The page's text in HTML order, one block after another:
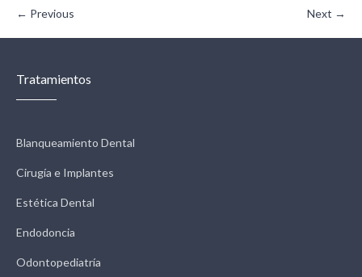
← Previous Next →
Tratamientos
Blanqueamiento Dental
Cirugía e Implantes
Estética Dental
Endodoncia
Odontopediatría